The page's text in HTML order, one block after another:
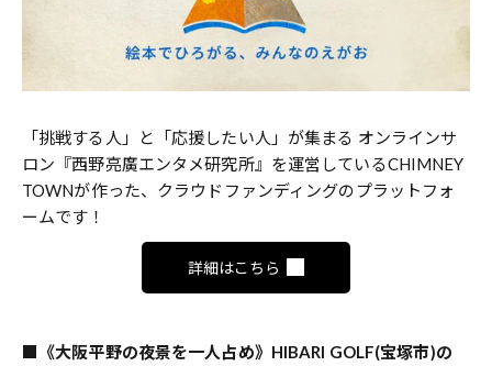
「挑戦する人」と「応援したい人」が集まる オンラインサ
ロン『西野亮廣エンタメ研究所』を運営しているCHIMNEY
TOWNが作った、クラウドファンディングのプラットフォ
ームです！
詳細はこちら
■ 《大阪平野の夜景を一人占め》HIBARI GOLF(宝塚市)の